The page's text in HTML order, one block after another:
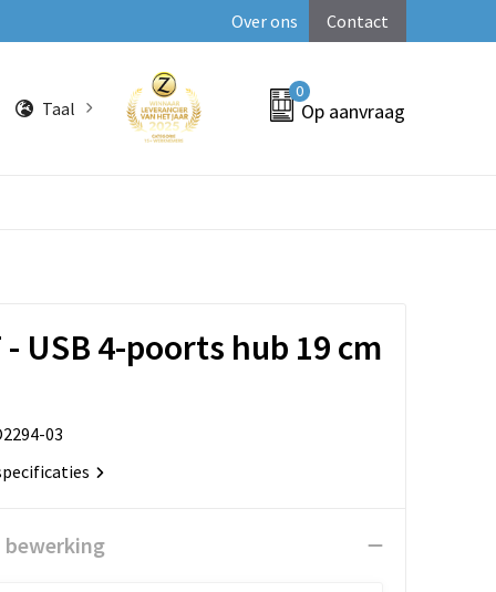
Over ons Contact
Taal
0
Op aanvraag
- USB 4-poorts hub 19 cm
03
bewerking